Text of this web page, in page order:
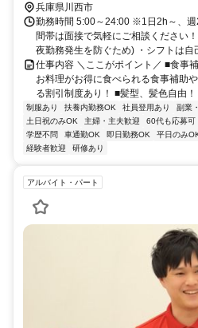
10分
兵庫県川西市
勤務時間 5:00～24:00 ※1日2h～、
間帯は面接で気軽にご相談ください
夜勤務発生を防ぐため) ・シフトは自
仕事内容 ＼ここがポイント／ ■食事
お料理がお得に食べられる食事補助
る割引制度あり！ ■髪型、髪色自由
制服あり 扶養内勤務OK 社員登用あり 副業
土日祝のみOK
主婦・主夫歓迎 60代も応募可
学歴不問
車通勤OK 即日勤務OK 平日のみ
経験者歓迎
研修あり
アルバイト・パート